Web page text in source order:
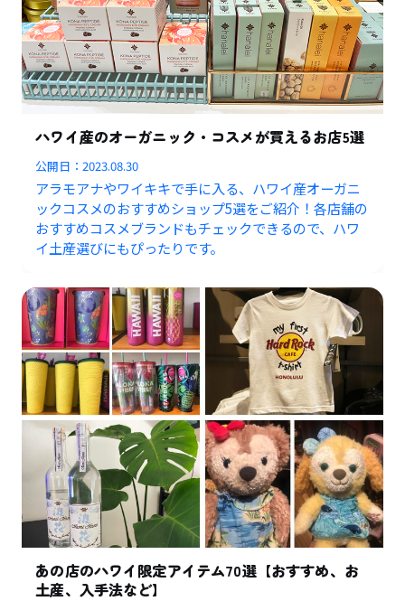
ハワイ産のオーガニック・コスメが買えるお店5選
公開日：2023.08.30
アラモアナやワイキキで手に入る、ハワイ産オーガニ
ックコスメのおすすめショップ5選をご紹介！各店舗の
おすすめコスメブランドもチェックできるので、ハワ
イ土産選びにもぴったりです。
あの店のハワイ限定アイテム70選【おすすめ、お
土産、入手法など】